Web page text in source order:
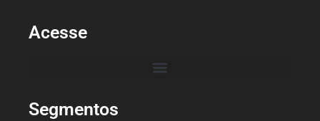
Acesse
Segmentos